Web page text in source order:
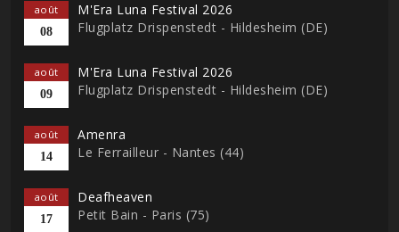
août
08
M'Era Luna Festival 2026
Flugplatz Drispenstedt - Hildesheim (DE)
août
09
M'Era Luna Festival 2026
Flugplatz Drispenstedt - Hildesheim (DE)
août
14
Amenra
Le Ferrailleur - Nantes (44)
août
17
Deafheaven
Petit Bain - Paris (75)